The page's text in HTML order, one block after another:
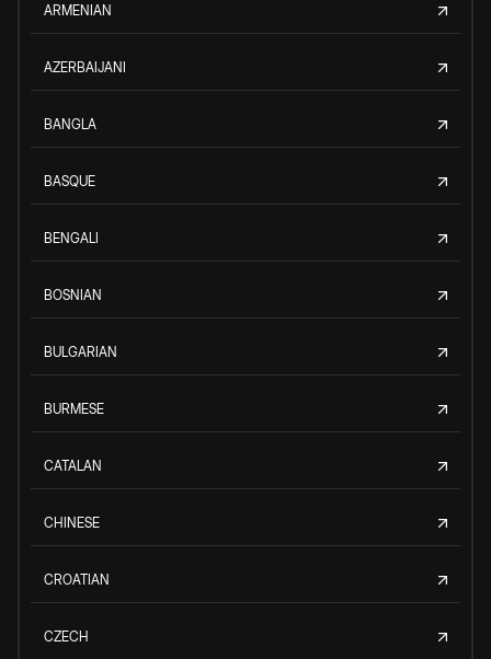
ARMENIAN
AZERBAIJANI
BANGLA
BASQUE
BENGALI
BOSNIAN
BULGARIAN
BURMESE
CATALAN
CHINESE
CROATIAN
CZECH